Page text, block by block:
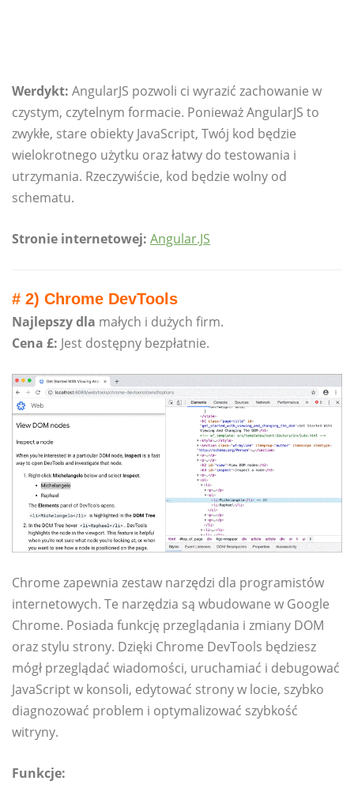
Werdykt: AngularJS pozwoli ci wyrazić zachowanie w
czystym, czytelnym formacie. Ponieważ AngularJS to
zwykłe, stare obiekty JavaScript, Twój kod będzie
wielokrotnego użytku oraz łatwy do testowania i
utrzymania. Rzeczywiście, kod będzie wolny od
schematu.
Stronie internetowej: Angular.JS
# 2) Chrome DevTools
Najlepszy dla małych i dużych firm.
Cena £: Jest dostępny bezpłatnie.
Chrome zapewnia zestaw narzędzi dla programistów
internetowych. Te narzędzia są wbudowane w Google
Chrome. Posiada funkcję przeglądania i zmiany DOM
oraz stylu strony. Dzięki Chrome DevTools będziesz
mógł przeglądać wiadomości, uruchamiać i debugować
JavaScript w konsoli, edytować strony w locie, szybko
diagnozować problem i optymalizować szybkość
witryny.
Funkcje: